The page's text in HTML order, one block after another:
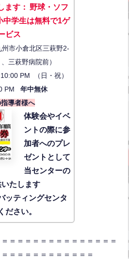
ます： 野球・ソフ
中学生は無料で1ゲ
ビス
市小倉北区三萩野2-
三萩野病院前）
PM （日・祝）
PM 年中無休
導者様へ
体験会やイベ
ントの際に参
加者へのプレ
ゼントとして
当センターの
たします
ッティングセンタ
ださい。
＝＝＝＝＝＝＝＝＝＝＝＝＝＝
＝＝＝＝＝＝＝＝＝＝＝